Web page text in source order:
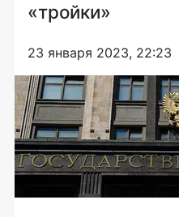
«тройки»
23 января 2023, 22:23